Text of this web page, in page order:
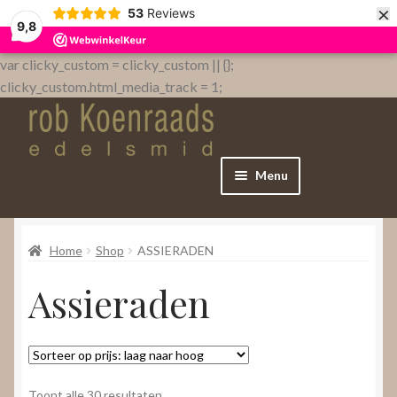
9,8
53 Reviews ×
var clicky_custom = clicky_custom || {};
clicky_custom.html_media_track = 1;
Menu
Home
Over
Contact
Home Shop ASSIERADEN
Assieraden